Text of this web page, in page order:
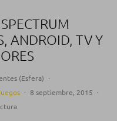
ANDROID, TV Y
(Esfera) ·
· 8 septiembre, 2015 ·